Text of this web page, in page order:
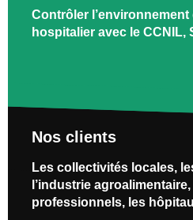
Contrôler
hospitalier avec le CCNIL,
Nos clients
Les collectivités locales,
l’industrie agroalimentaire
professionnels, les